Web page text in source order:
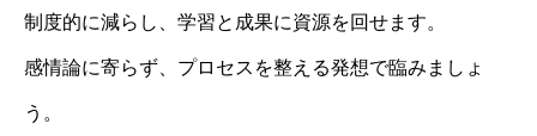
制度的に減らし、学習と成果に資源を回せます。
感情論に寄らず、プロセスを整える発想で臨みましょ
う。